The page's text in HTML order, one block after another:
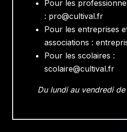
Pour les
: pro@cultival.fr
Pour les entreprises
associations :
Pour les scolaires :
scolaire@cultival.fr
Du lundi au vendredi de